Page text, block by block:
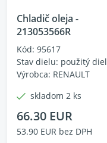
Chladič oleja -
213053566R
Kód: 95617
Stav dielu: použitý diel
Výrobca: RENAULT
skladom 2 ks
66.30 EUR
53.90 EUR bez DPH